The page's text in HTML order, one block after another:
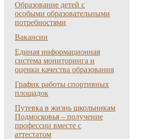
Образование детей с
особыми образовательными
потребностями
Вакансии
Единая информационная
система мониторинга и
оценки качества образования
График работы спортивных
площадок
Путевка в жизнь школьникам
Подмосковья – получение
профессии вместе с
аттестатом